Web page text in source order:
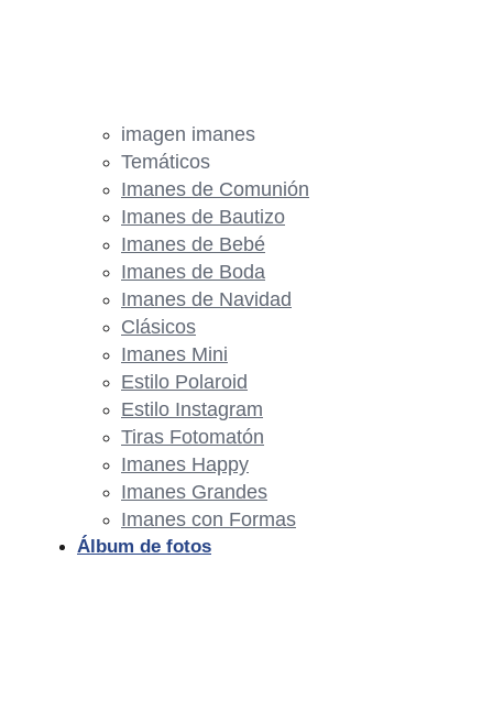
imagen imanes
Temáticos
Imanes de Comunión
Imanes de Bautizo
Imanes de Bebé
Imanes de Boda
Imanes de Navidad
Clásicos
Imanes Mini
Estilo Polaroid
Estilo Instagram
Tiras Fotomatón
Imanes Happy
Imanes Grandes
Imanes con Formas
Álbum de fotos